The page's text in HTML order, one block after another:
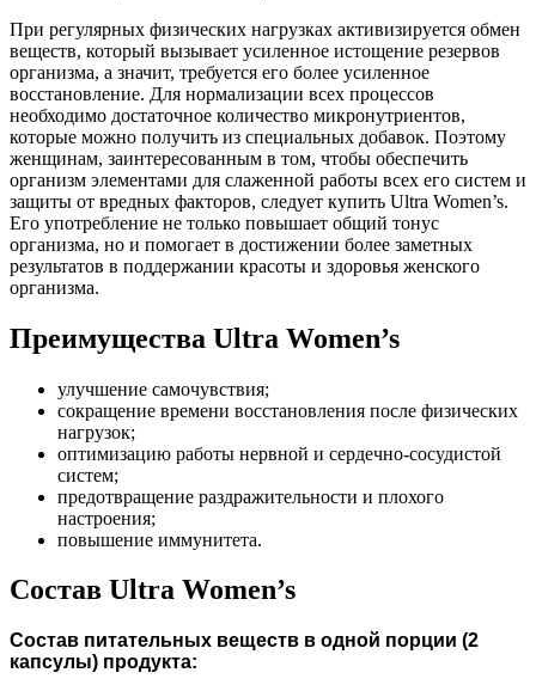
При регулярных физических нагрузках активизируется обмен
веществ, который вызывает усиленное истощение резервов
организма, а значит, требуется его более усиленное
восстановление. Для нормализации всех процессов
необходимо достаточное количество микронутриентов,
которые можно получить из специальных добавок. Поэтому
женщинам, заинтересованным в том, чтобы обеспечить
организм элементами для слаженной работы всех его систем и
защиты от вредных факторов, следует купить Ultra Women’s.
Его употребление не только повышает общий тонус
организма, но и помогает в достижении более заметных
результатов в поддержании красоты и здоровья женского
организма.
Преимущества Ultra Women’s
улучшение самочувствия;
сокращение времени восстановления после физических
нагрузок;
оптимизацию работы нервной и сердечно-сосудистой
систем;
предотвращение раздражительности и плохого
настроения;
повышение иммунитета.
Состав Ultra Women’s
Состав питательных веществ в одной порции (2
капсулы) продукта: